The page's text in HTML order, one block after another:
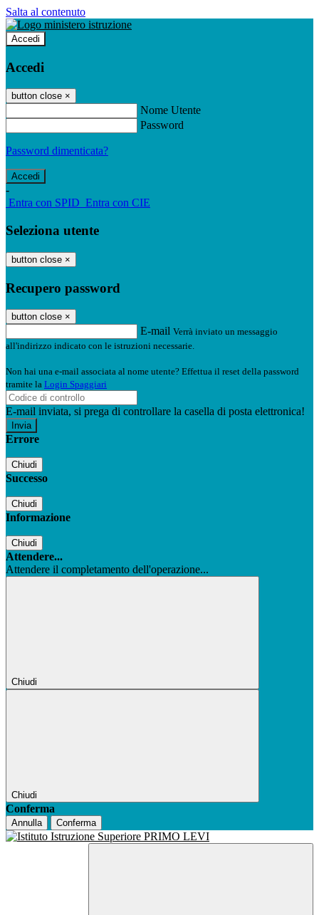
Salta al contenuto
Accedi
Accedi
button close ×
Nome Utente
Password
Password dimenticata?
-
Entra con SPID Entra con CIE
Seleziona utente
button close ×
Recupero password
button close ×
E-mail Verrà inviato un messaggio
all'indirizzo indicato con le istruzioni necessarie.
Non hai una e-mail associata al nome utente? Effettua il reset della password
tramite la Login Spaggiari
E-mail inviata, si prega di controllare la casella di posta elettronica!
Errore
Chiudi
Successo
Chiudi
Informazione
Chiudi
Attendere...
Attendere il completamento dell'operazione...
Chiudi
Chiudi
Conferma
Annulla Conferma